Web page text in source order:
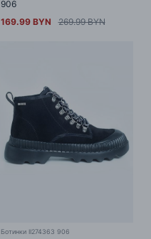
906
169.99 BYN
269.99 BYN
Ботинки II274363 906